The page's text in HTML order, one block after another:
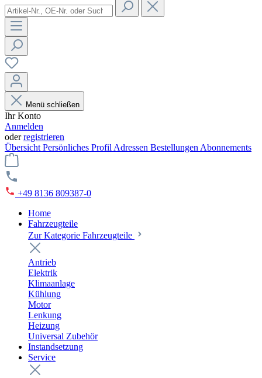
Menü schließen
Ihr Konto
Anmelden
oderregistrieren
Übersicht Persönliches Profil Adressen Bestellungen Abonnements
+49 8136 809387-0
Home
Fahrzeugteile
Zur Kategorie Fahrzeugteile
Antrieb
Elektrik
Klimaanlage
Kühlung
Motor
Lenkung
Heizung
Universal Zubehör
Instandsetzung
Service